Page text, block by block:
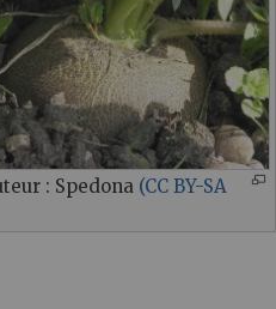
: Spedona (CC BY-SA